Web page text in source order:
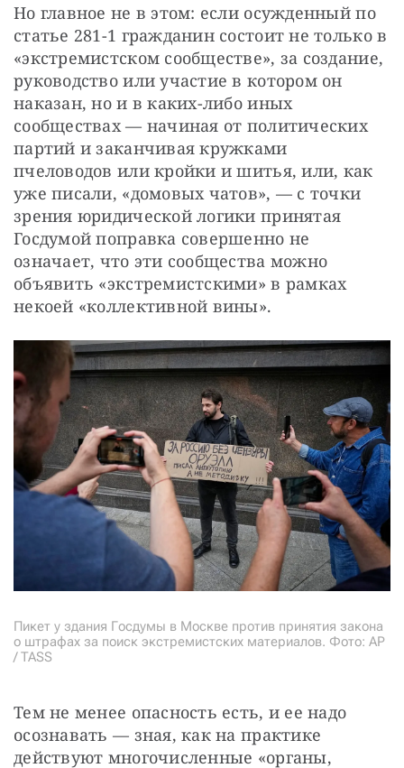
Но главное не в этом: если осужденный по
статье 281-1 гражданин состоит не только в
«экстремистском сообществе», за создание,
руководство или участие в котором он
наказан, но и в каких-либо иных
сообществах — начиная от политических
партий и заканчивая кружками
пчеловодов или кройки и шитья, или, как
уже писали, «домовых чатов», — с точки
зрения юридической логики принятая
Госдумой поправка совершенно не
означает, что эти сообщества можно
объявить «экстремистскими» в рамках
некоей «коллективной вины».
Пикет у здания Госдумы в Москве против принятия закона
о штрафах за поиск экстремистских материалов. Фото: AP
/ TASS
Тем не менее опасность есть, и ее надо
осознавать — зная, как на практике
действуют многочисленные «органы,